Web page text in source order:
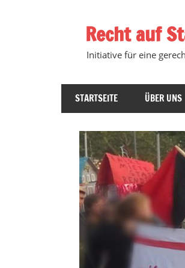
springenRecht auf
Initiative für eine
STARTSEITE ÜBER UNS